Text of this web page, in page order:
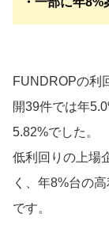
FUNDROPの利
開39件では年
5.82%でした。
低利回りの上場
く、年8%台の
です。